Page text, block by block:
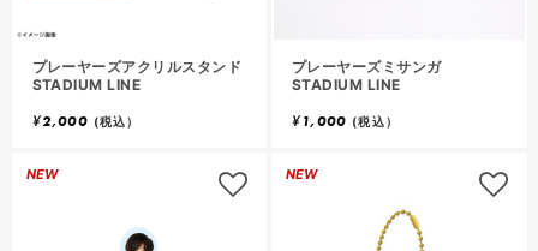
プレーヤーズアクリルスタンド
STADIUM LINE
¥2,000 (税込）
プレーヤーズミサンガ
STADIUM LINE
¥1,000 (税込）
NEW NEW